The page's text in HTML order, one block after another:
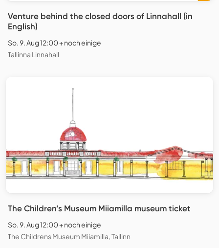
Venture behind the closed doors of Linnahall (in
English)
So. 9. Aug 12:00 + noch einige
Tallinna Linnahall
The Children’s Museum Miiamilla museum ticket
So. 9. Aug 12:00 + noch einige
The Childrens Museum Miiamilla, Tallinn